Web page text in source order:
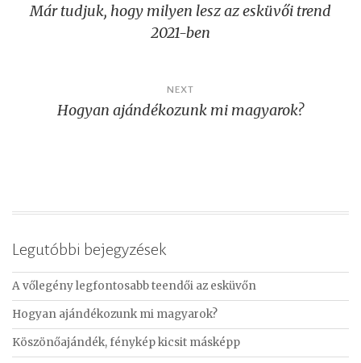
navigáció
Már tudjuk, hogy milyen lesz az esküvői trend
2021-ben
NEXT
Hogyan ajándékozunk mi magyarok?
Legutóbbi bejegyzések
A vőlegény legfontosabb teendői az esküvőn
Hogyan ajándékozunk mi magyarok?
Köszönőajándék, fénykép kicsit másképp